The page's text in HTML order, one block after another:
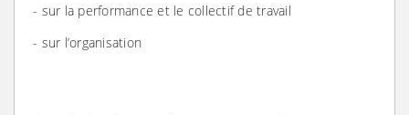
- sur la performance et le collectif de travail
- sur l’organisation